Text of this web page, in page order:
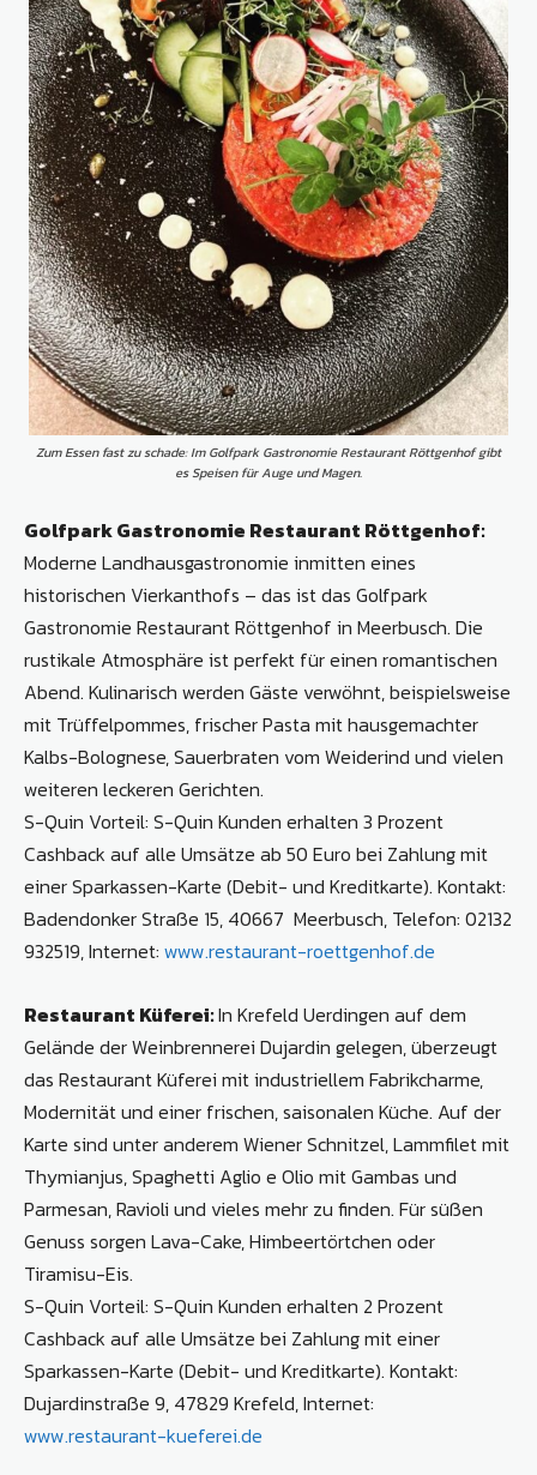
Zum Essen fast zu schade: Im Golfpark Gastronomie Restaurant Röttgenhof gibt
es Speisen für Auge und Magen.
Golfpark Gastronomie Restaurant Röttgenhof:
Moderne Landhausgastronomie inmitten eines
historischen Vierkanthofs – das ist das Golfpark
Gastronomie Restaurant Röttgenhof in Meerbusch. Die
rustikale Atmosphäre ist perfekt für einen romantischen
Abend. Kulinarisch werden Gäste verwöhnt, beispielsweise
mit Trüffelpommes, frischer Pasta mit hausgemachter
Kalbs-Bolognese, Sauerbraten vom Weiderind und vielen
weiteren leckeren Gerichten.
S-Quin Vorteil: S-Quin Kunden erhalten 3 Prozent
Cashback auf alle Umsätze ab 50 Euro bei Zahlung mit
einer Sparkassen-Karte (Debit- und Kreditkarte). Kontakt:
Badendonker Straße 15, 40667 Meerbusch, Telefon: 02132
932519, Internet: www.restaurant-roettgenhof.de
Restaurant Küferei:In Krefeld Uerdingen auf dem
Gelände der Weinbrennerei Dujardin gelegen, überzeugt
das Restaurant Küferei mit industriellem Fabrikcharme,
Modernität und einer frischen, saisonalen Küche. Auf der
Karte sind unter anderem Wiener Schnitzel, Lammfilet mit
Thymianjus, Spaghetti Aglio e Olio mit Gambas und
Parmesan, Ravioli und vieles mehr zu finden. Für süßen
Genuss sorgen Lava-Cake, Himbeertörtchen oder
Tiramisu-Eis.
S-Quin Vorteil: S-Quin Kunden erhalten 2 Prozent
Cashback auf alle Umsätze bei Zahlung mit einer
Sparkassen-Karte (Debit- und Kreditkarte). Kontakt:
Dujardinstraße 9, 47829 Krefeld, Internet:
www.restaurant-kueferei.de